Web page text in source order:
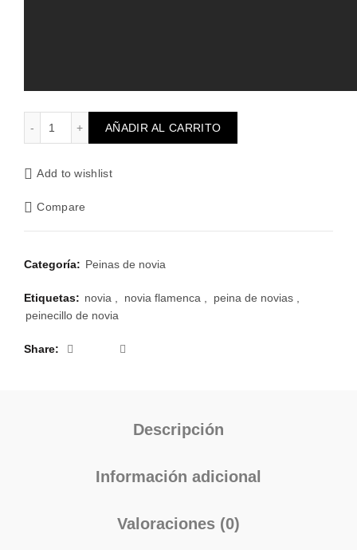
Peina Alif cantidad
AÑADIR AL CARRITO
Add to wishlist
Compare
Categoría: Peinas de novia
Etiquetas: novia , novia flamenca , peina de novias ,
peinecillo de novia
Share
Descripción
Información adicional
Valoraciones (0)